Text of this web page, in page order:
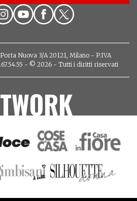
Nuova 3/A 20121, Milano - P.IVA
- © 2026 - Tutti i diritti riservati